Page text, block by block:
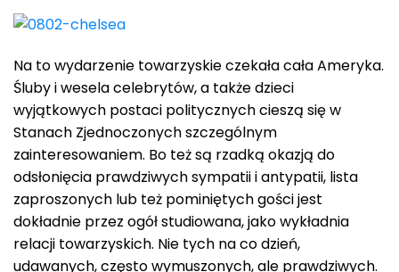
Na to wydarzenie towarzyskie czekała cała Ameryka.
Śluby i wesela celebrytów, a także dzieci
wyjątkowych postaci politycznych cieszą się w
Stanach Zjednoczonych szczególnym
zainteresowaniem. Bo też są rzadką okazją do
odsłonięcia prawdziwych sympatii i antypatii, lista
zaproszonych lub też pominiętych gości jest
dokładnie przez ogół studiowana, jako wykładnia
relacji towarzyskich. Nie tych na co dzień,
udawanych, często wymuszonych, ale prawdziwych.